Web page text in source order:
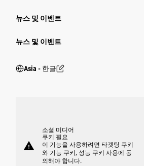
뉴스 및 이벤트
뉴스 및 이벤트
Asia - 한글
warning
소셜 미디어
쿠키 필요
이 기능을 사용하려면 타겟팅 쿠키
와 기능 쿠키, 성능 쿠키 사용에 동
의해야 합니다.